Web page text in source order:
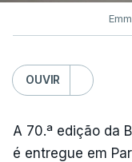
OUVIR
A 70.ª edição da
é entregue em